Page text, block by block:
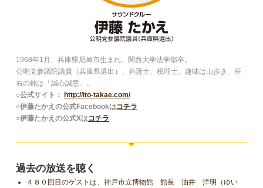
1968年1月、兵庫県尼崎市生まれ。関西大学法学部卒。
公明党参議院議員（兵庫県選出）、弁護士、税理士。趣味は山歩き、座
右の銘は「誠心誠意」。
○公式サイト：
http://ito-takae.com/
○伊藤たかえの公式Facebookはコチラ
○伊藤たかえの公式Xはコチラ
過去の放送を聴く
４８０回目のゲストは、神戸市立博物館 館長 油井 洋明（ゆい